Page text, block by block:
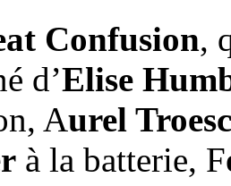
Confusion,
d’Elise
Aurel
à la batterie, F